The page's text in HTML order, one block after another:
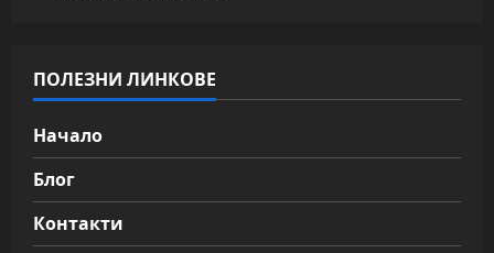
ПОЛЕЗНИ ЛИНКОВЕ
Начало
Блог
Контакти